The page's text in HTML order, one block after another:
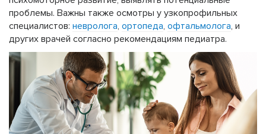
проблемы. Важны также осмотры у узкопрофильных
специалистов: невролога, ортопеда, офтальмолога, и
других врачей согласно рекомендациям педиатра.